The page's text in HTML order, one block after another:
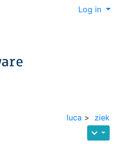
Log in
luca > ziek